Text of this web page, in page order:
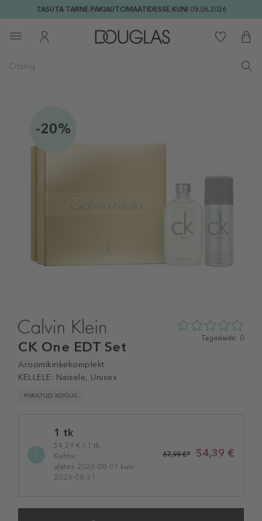
TASUTA TARNE PAKIAUTOMAATIDESSE KUNI 09.08.2026
-20%
CK One EDT Set
Aroomikinkekomplekt
KELLELE: Naisele, Unisex
PIIRATUD KOGUS
0
Tagasiside: 0
variation1 tk
54,39 € / 1 tk.
Kehtiv:
alates 2026-08-01 kuni
2026-08-31
54,39 €
67,99 €*